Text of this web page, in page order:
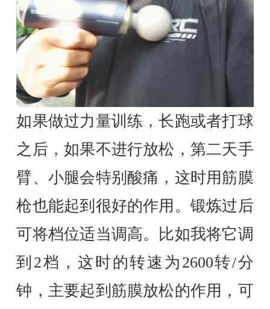
如果做过力量训练，长跑或者打球
之后，如果不进行放松，第二天手
臂、小腿会特别酸痛，这时用筋膜
枪也能起到很好的作用。锻炼过后
可将档位适当调高。比如我将它调
到2档，这时的转速为2600转/分
钟，主要起到筋膜放松的作用，可